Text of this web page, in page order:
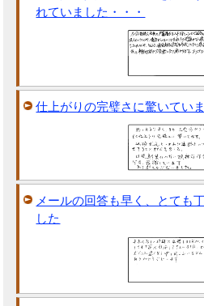
れていました・・・
仕上がりの完璧さに驚いてい
メールの回答も早く、とても
した